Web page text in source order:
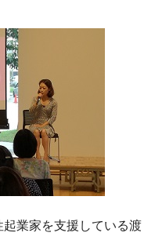
業家を支援している渡